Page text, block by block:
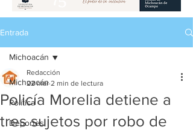
Entrada
Michoacán
Política
Deportes
Michoacán
Policía Morelia detiene a
tres sujetos por robo de
Redacción
22 mar 2 min de lectura